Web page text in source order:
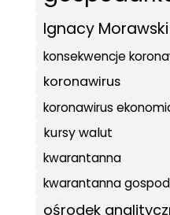
Ignacy Morawski
konsekwencje
koronawirus
koronawirus
kursy walut
kwarantanna
kwarantanna
ośrodek